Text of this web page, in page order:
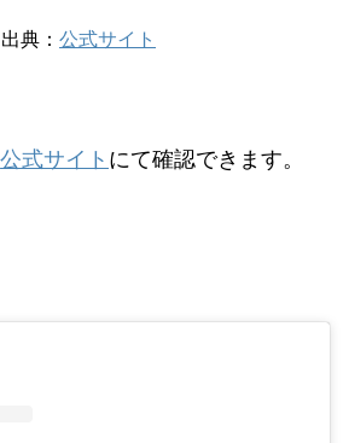
出典： 公式サイト
公式サイト にて確認できます。